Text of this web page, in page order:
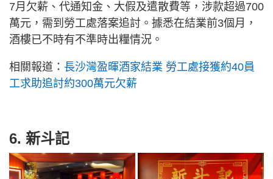
7月欠薪、代通知金、大假及遣散費等，涉款超過700
萬元，需到勞工處落案追討。據悉在結業前3個月，
酒樓已不時有不準時出糧情況。
相關報道： 長沙灣盈暉酒家結業 勞工處接獲約40員
工求助追討約300萬元欠薪
6. 新斗記